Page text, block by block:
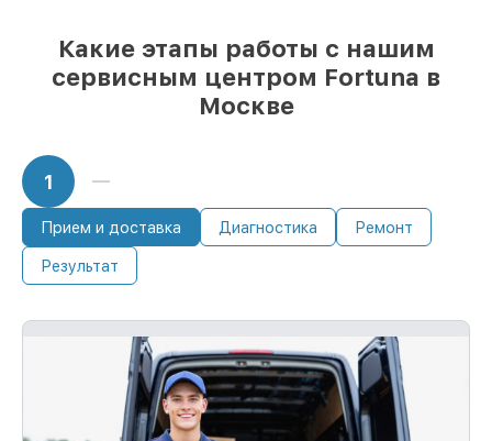
Какие этапы работы с нашим
сервисным центром Fortuna в
Москве
1
Прием и доставка Диагностика Ремонт
Результат